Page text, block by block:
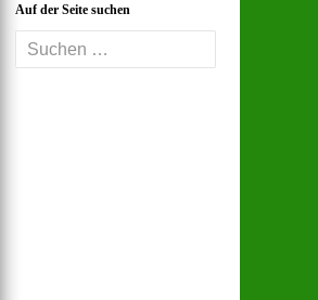
Auf der Seite suchen
Suchen
nach: